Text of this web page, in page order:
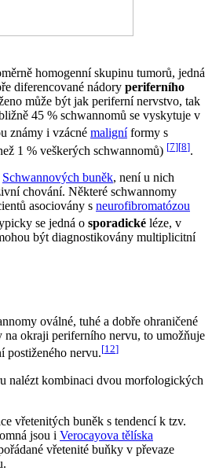
homogenní skupinu tumorů, jedná
diferencované nádory periferního
může být jak periferní nervstvo, tak
45 % schwannomů se vyskytuje v
známy i vzácné maligní formy s
1 % veškerých schwannomů) [7][8].
Schwannových buněk, není u nich
chování. Některé schwannomy
asociovány s neurofibromatózou
se jedná o sporadické léze, v
být diagnostikovány multiplicitní
oválné, tuhé a dobře ohraničené
na okraji periferního nervu, to umožňuje
postiženého nervu.[12]
nalézt kombinaci dvou morfologických
vřetenitých buněk s tendencí k tzv.
jsou i Verocayova tělíska
vřetenité buňky v převaze